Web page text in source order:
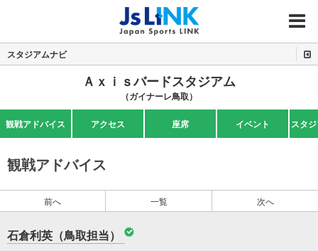
MENU
スタジアムナビ
Ａｘｉｓバードスタジアム
（ガイナーレ鳥取）
観戦アドバイス アクセス 座席 イベント スタ
観戦アドバイス
前へ 一覧 次へ
石倉利英（鳥取担当）